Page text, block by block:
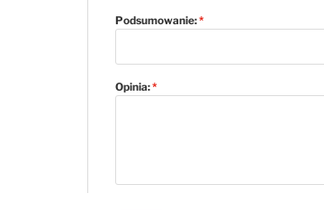
Podsumowanie:
Opinia: